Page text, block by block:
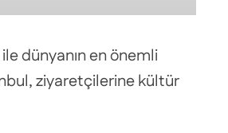
dünyanın en önemli
ziyaretçilerine kültür